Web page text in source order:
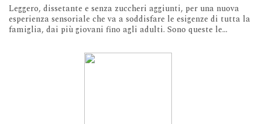
Leggero, dissetante e senza zuccheri aggiunti, per una nuova
esperienza sensoriale che va a soddisfare le esigenze di tutta la
famiglia, dai più giovani fino agli adulti. Sono queste le...